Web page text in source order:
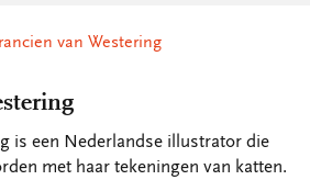
van Westering
is een Nederlandse illustrator die
met haar tekeningen van katten.